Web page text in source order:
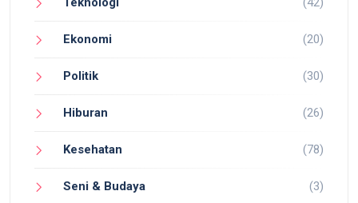
Ekonomi (20)
Politik (30)
Hiburan (26)
Kesehatan (78)
Seni & Budaya (3)